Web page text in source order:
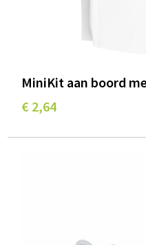
MiniKit aan boord
€ 2,64